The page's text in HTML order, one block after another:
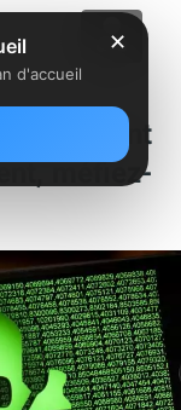
méfiez-
✕
d'accueil